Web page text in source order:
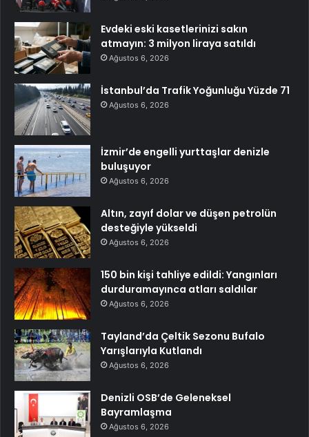
Evdeki eski kasetlerinizi sakın
atmayın: 3 milyon liraya satıldı
Ağustos 6, 2026
İstanbul’da Trafik Yoğunluğu Yüzde 71
Ağustos 6, 2026
İzmir’de engelli yurttaşlar denizle
buluşuyor
Ağustos 6, 2026
Altın, zayıf dolar ve düşen petrolün
desteğiyle yükseldi
Ağustos 6, 2026
150 bin kişi tahliye edildi: Yangınları
durduramayınca atları saldılar
Ağustos 6, 2026
Tayland’da Çeltik Sezonu Bufalo
Yarışlarıyla Kutlandı
Ağustos 6, 2026
Denizli OSB’de Geleneksel
Bayramlaşma
Ağustos 6, 2026